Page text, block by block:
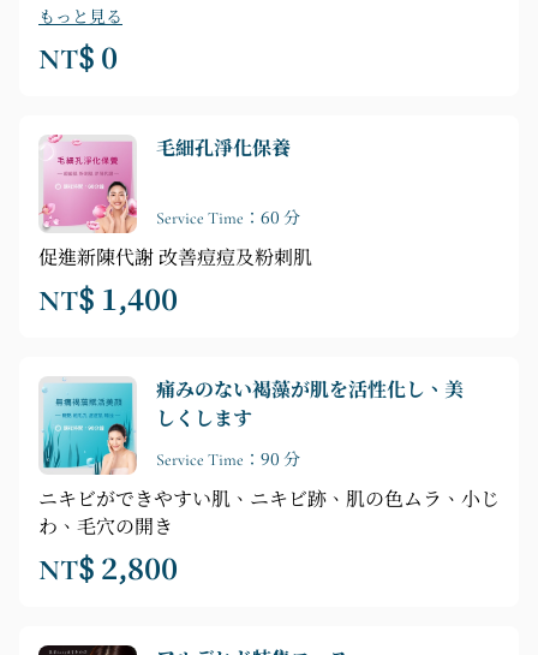
もっと見る
NT$ 0
毛細孔淨化保養
Service Time：60 分
促進新陳代謝 改善痘痘及粉刺肌
NT$ 1,400
痛みのない褐藻が肌を活性化し、美
しくします
Service Time：90 分
ニキビができやすい肌、ニキビ跡、肌の色ムラ、小じ
わ、毛穴の開き
NT$ 2,800